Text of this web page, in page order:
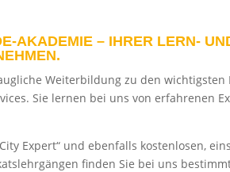
AKADEMIE – IHRER LERN-
Weiterbildung zu den
Sie lernen bei uns von erfahrenen
Expert“ und ebenfalls kostenlosen,
finden Sie bei uns